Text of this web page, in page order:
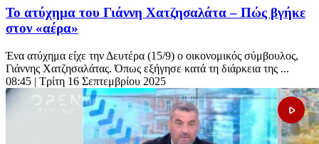
Το ατύχημα του Γιάννη Χατζησαλάτα – Πώς βγήκε
στον «αέρα»
Ένα ατύχημα είχε την Δευτέρα (15/9) ο οικονομικός σύμβουλος,
Γιάννης Χατζησαλάτας. Όπως εξήγησε κατά τη διάρκεια της ...
08:45 | Τρίτη 16 Σεπτεμβρίου 2025